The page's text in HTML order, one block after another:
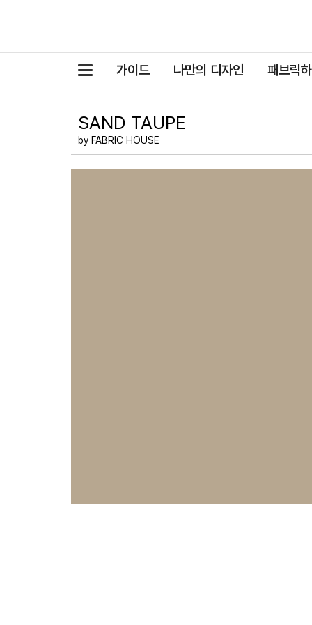
카
테
고
리
가이드 나만의 디자인 패브릭
SAND TAUPE
by FABRIC HOUSE